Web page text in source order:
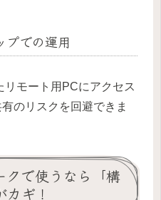
プでの運用
モート用PCにアクセス
のリスクを回避できま
クで使うなら「構
ギ！